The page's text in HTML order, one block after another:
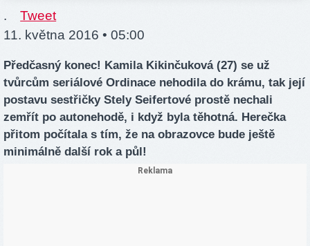
.
Tweet
11. května 2016 • 05:00
Předčasný konec! Kamila Kikinčuková (27) se už
tvůrcům seriálové Ordinace nehodila do krámu, tak její
postavu sestřičky Stely Seifertové prostě nechali
zemřít po autonehodě, i když byla těhotná. Herečka
přitom počítala s tím, že na obrazovce bude ještě
minimálně další rok a půl!